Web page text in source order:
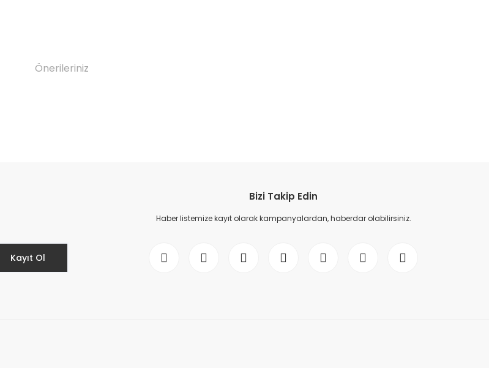
Önerileriniz
Kayıt Ol
Bizi Takip Edin
Haber listemize kayıt olarak kampanyalardan, haberdar olabilirsiniz.